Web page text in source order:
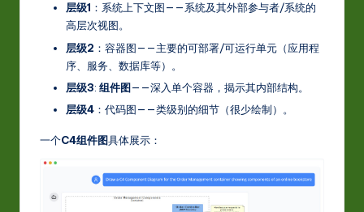
层级1 ：系统上下文图——系统及其外部参与者/系统的
高层次视图。
层级2 ：容器图——主要的可部署/可运行单元（应用程
序、服务、数据库等）。
层级3: 组件图——深入单个容器，揭示其内部结构。
层级4 ：代码图——类级别的细节（很少绘制）。
一个C4组件图具体展示：